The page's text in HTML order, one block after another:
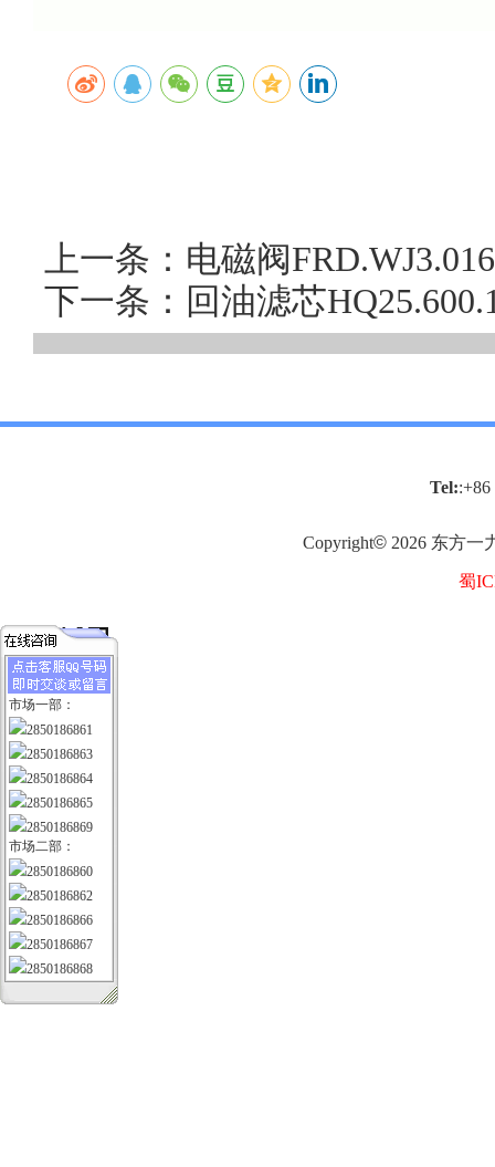
上一条：电磁阀
下一条：回油滤芯
Tel::+86
Copyright© 2026 东方一
蜀
市场一部：
2850186861
2850186863
2850186864
2850186865
2850186869
市场二部：
2850186860
2850186862
2850186866
2850186867
2850186868